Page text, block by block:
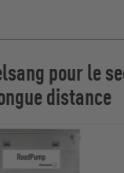
pour le
distance